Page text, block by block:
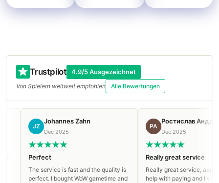
Trustpilot 4.9/5 Ausgezeichnet
Von Spielern weltweit empfohlen Alle Bewertungen
Johannes Zahn
Dec 2025
Perfect
The service is fast and the quality is
perfect. I bought WoW gametime and
Ростислав Андреев
Dec 2025
Really great service
Really great service,
help with paying and live